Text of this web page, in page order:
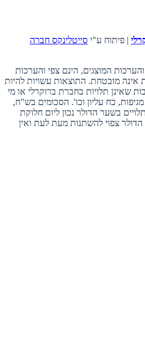
| פיתוח ע"י סייטלינקס חברה
המוצגים, הינם צפי והערכות
מובטחת. התוצאות עשויות להיות
שאינן תלויות בחברת ברוקרלי או מי
מגיפות, כח עליון וכו'. הסכומים בש"ח,
בשער הדולר נכון ליום חלוקת
צפוי להשתנות מעת לעת ואין